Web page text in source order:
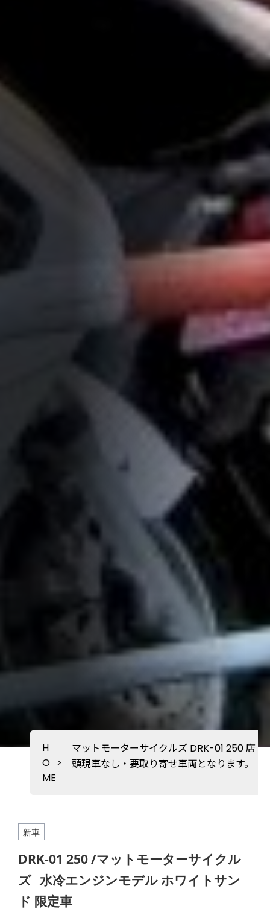
H
O
ME
>
マットモーターサイクルズ DRK-01 250 店
頭現車なし・要取り寄せ車両となります。
新車
DRK-01 250 /マットモーターサイクル
ズ 水冷エンジンモデル ホワイトサン
ド 限定車